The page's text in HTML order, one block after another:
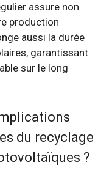
assure non
production
aussi la durée
garantissant
sur le long
du recyclage
?